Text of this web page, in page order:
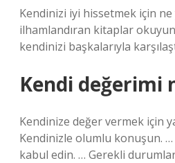
Kendinizi iyi hissetmek için
ilhamlandıran kitaplar
kendinizi başkalarıyla
Kendi değerimi
Kendinize değer vermek için
Kendinizle olumlu konuşun.
kabul edin. … Gerekli